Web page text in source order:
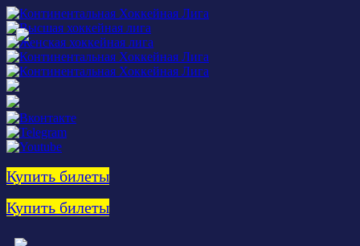
Купить билеты
Купить билеты